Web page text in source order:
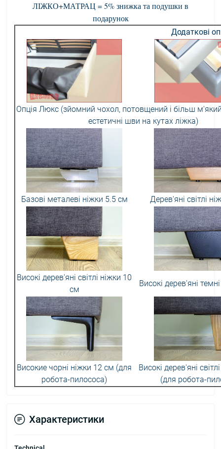
ЛІЖКО+МАТРАЦ = 5% знижка та подушки в
подарунок
Додаткові
Опція Люкс (зйомний чохол, потовщений і більш
естетичні шви на кутах ліжка)
Базові металеві ніжки 5.5 см Дерев'яні світлі
Високі дерев'яні світлі ніжки 10
см
Високі дерев'яні
Високие чорні ніжки 12 см (для
робота-пилососа)
Високі дерев'яні
(для робота-
Характеристики